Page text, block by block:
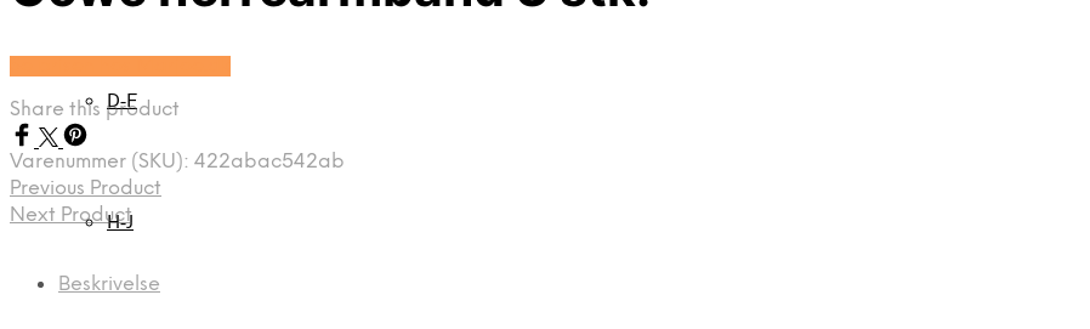
D-F
H-J
Share this product
Varenummer (SKU): 422abac542ab
Previous Product
Next Product
Beskrivelse